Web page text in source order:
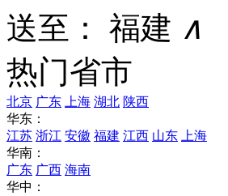
送至： 福建 ∧
热门省市
北京 广东 上海 湖北 陕西
华东：
江苏 浙江 安徽 福建 江西 山东
上海
华南：
广东 广西 海南
华中：